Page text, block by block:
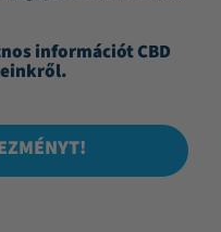
információt CBD